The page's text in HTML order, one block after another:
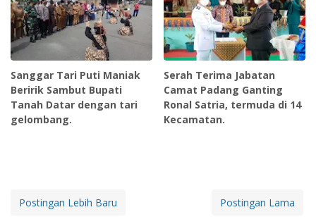
Sanggar Tari Puti Maniak
Beririk Sambut Bupati
Tanah Datar dengan tari
gelombang.
Serah Terima Jabatan
Camat Padang Ganting
Ronal Satria, termuda di 14
Kecamatan.
Postingan Lebih Baru Postingan Lama